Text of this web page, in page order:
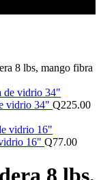
8 lbs, mango fibra
vidrio 34" Q225.00
16" Q77.00